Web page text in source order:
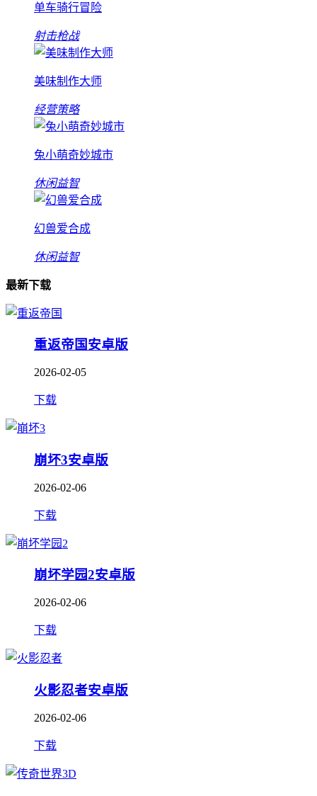
单车骑行冒险
射击枪战
美味制作大师
经营策略
兔小萌奇妙城市
休闲益智
幻兽爱合成
休闲益智
最新下载
重返帝国安卓版
2026-02-05
下载
崩坏3安卓版
2026-02-06
下载
崩坏学园2安卓版
2026-02-06
下载
火影忍者安卓版
2026-02-06
下载